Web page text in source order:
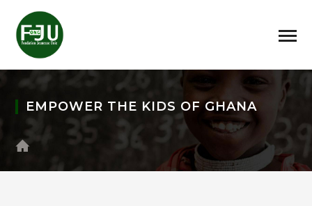
EMPOWER THE KIDS OF GHANA